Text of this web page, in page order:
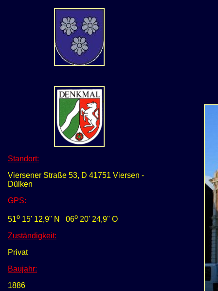
Standort:
Viersener Straße 53, D 41751 Viersen -
Dülken
GPS:
51o 15' 12,9" N 06o 20' 24,9" O
Zuständigkeit:
Privat
Baujahr:
1886